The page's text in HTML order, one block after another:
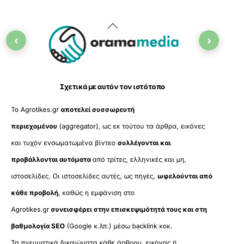
Back
To
Σχετικά με αυτόν τον ιστότοπο
Το Agrotikes.grαποτελεί συσσωρευτή
περιεχομένου (aggregator), ως εκ τούτου τα άρθρα, εικόνες
και τυχόν ενσωματωμένα βίντεοσυλλέγονται και
προβάλλονται αυτόματααπό τρίτες, ελληνικές και μη,
ιστοσελίδες. Οι ιστοσελίδες αυτές, ως πηγές, ωφελούνται από
κάθε προβολή, καθώς η εμφάνιση στο
Agrotikes.grσυνεισφέρει στην επισκεψιμότητά τους και στη
βαθμολογία SEO (Google κ.λπ.) μέσω backlink κοκ.
‹ ›